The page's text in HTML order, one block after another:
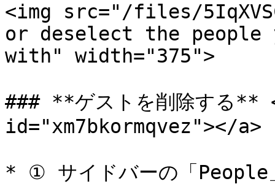
<img src="/files/
or deselect the
with" width="375">
### **ゲストを削除する
id="xm7bkormqvez"></a>
* ① サイドバーの「People